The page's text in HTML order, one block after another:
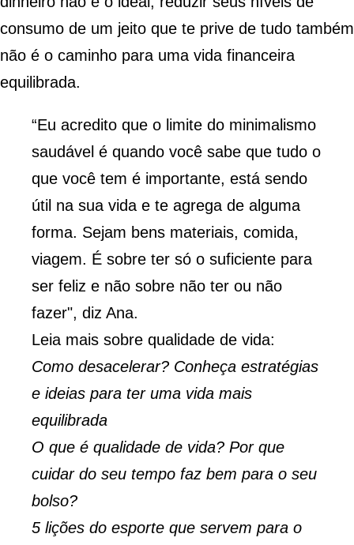
consumo de um jeito que te prive de tudo também
não é o caminho para uma vida financeira
equilibrada.
“Eu acredito que o limite do minimalismo
saudável é quando você sabe que tudo o
que você tem é importante, está sendo
útil na sua vida e te agrega de alguma
forma. Sejam bens materiais, comida,
viagem. É sobre ter só o suficiente para
ser feliz e não sobre não ter ou não
fazer", diz Ana.
Leia mais sobre qualidade de vida:
Como desacelerar? Conheça estratégias
e ideias para ter uma vida mais
equilibrada
O que é qualidade de vida? Por que
cuidar do seu tempo faz bem para o seu
bolso?
5 lições do esporte que servem para o